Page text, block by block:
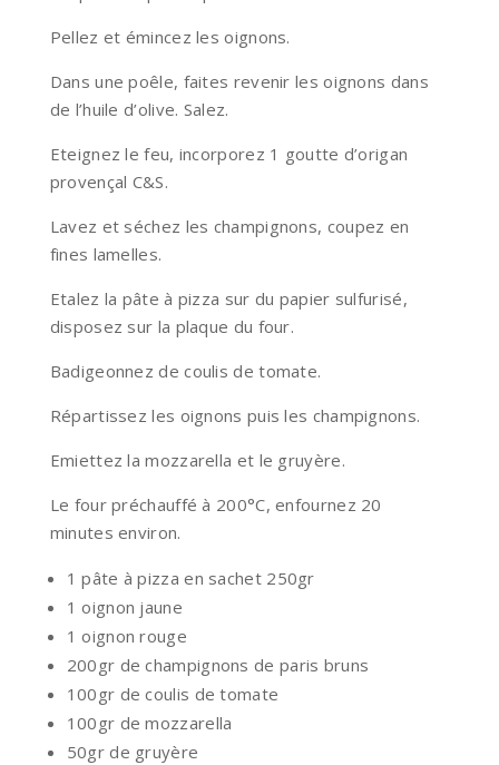
Pellez et émincez les oignons.
Dans une poêle, faites revenir les oignons dans
de l’huile d’olive. Salez.
Eteignez le feu, incorporez 1 goutte d’origan
provençal C&S.
Lavez et séchez les champignons, coupez en
fines lamelles.
Etalez la pâte à pizza sur du papier sulfurisé,
disposez sur la plaque du four.
Badigeonnez de coulis de tomate.
Répartissez les oignons puis les champignons.
Emiettez la mozzarella et le gruyère.
Le four préchauffé à 200°C, enfournez 20
minutes environ.
1 pâte à pizza en sachet 250gr
1 oignon jaune
1 oignon rouge
200gr de champignons de paris bruns
100gr de coulis de tomate
100gr de mozzarella
50gr de gruyère